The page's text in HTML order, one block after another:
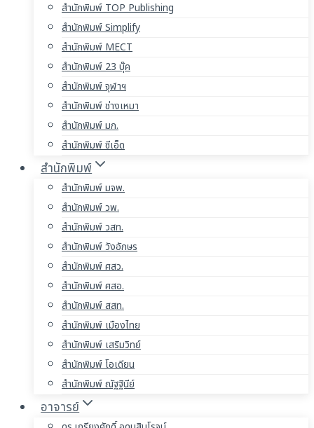
สำนักพิมพ์ TOP Publishing
สำนักพิมพ์ Simplify
สำนักพิมพ์ MECT
สำนักพิมพ์ 23 บุ๊ค
สำนักพิมพ์ จุฬาฯ
สำนักพิมพ์ ช่างเหมา
สำนักพิมพ์ มก.
สำนักพิมพ์ ซีเอ็ด
สำนักพิมพ์
สำนักพิมพ์ มจพ.
สำนักพิมพ์ วพ.
สำนักพิมพ์ วสท.
สำนักพิมพ์ วังอักษร
สำนักพิมพ์ ศสว.
สำนักพิมพ์ ศสอ.
สำนักพิมพ์ สสท.
สำนักพิมพ์ เมืองไทย
สำนักพิมพ์ เสริมวิทย์
สำนักพิมพ์ โอเดียน
สำนักพิมพ์ ณัฐฐินีย์
อาจารย์